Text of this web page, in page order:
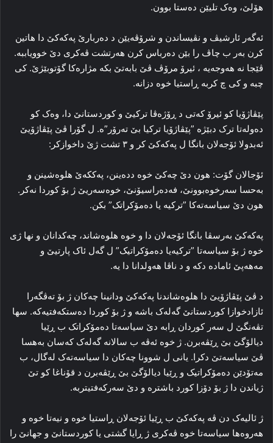
هۆلێ، وه‌ک تلیێن ده‌ستا بوون.
ئه‌گه‌ر ئارشیڤ و نڤیساندن و شرۆڤه‌یێن د ده‌ربارێ پەکەکێ دا هاتین
کرن به‌ر ب چاڤ را بێن ده‌رباس کرن هه‌رتشت ڤه‌کری دێ خوویاببه‌.
ڤێجا نه‌ هه‌وجه‌یه‌ ، ئیرۆ مرۆڤ ڤێ بابه‌تێ بکه‌ مژاره‌کا گۆتوبێژێ. کی
چبه‌ و کی چ کربه‌ ڕاستیا خوه‌ دزانه‌.
پێڤاژۆیا کو ئیرۆ که‌تی د ڕۆژه‌ڤا ترکیێ و کوردستانێ دا، وه‌ک کو
ده‌وله‌تا ترک دبێژه‌ ”پێڤاژۆیا ترکیا بێ ته‌رۆر”ە. ل گۆرا ڤێ پێڤاژۆیێ
ئەبدولا ئۆجەلان بانگا ل پەکەکێ کر و ۳ تشت ژێ داخوازکر:
ئۆجالان گۆت: هون دێ چەکێ خوە ددەینن، پەککەێ هلوەشینن و
به‌حسا سه‌رخوه‌بوونێ، فه‌ده‌راسیۆنێ، خوه‌سه‌ریێ ژ بۆ کوردا نه‌کر.
هون دێ سیاسه‌ته‌کا ”ترکیه‌ یا ده‌مۆکراتک” بکن.
پەکەکێ به‌رسڤا بانگا ئۆجەلان دا و خوه‌ هلوەشاند، چەکدانان و نها ژی
خوه‌ ژ بۆ سیاسه‌تا ”ترکیه‌یا ده‌مۆکراتیک” ل گه‌ل ئاک پارتیێ و
مەهەپێ ئاماده‌ دکه‌ و د ناڤا هه‌ولدانا دا یه‌.
د ڤێ پێڤاژۆیێ دا هلوەشاندنا پەکەکێ ودانینا چەکان ژ بۆ ته‌ڤگه‌را
ئازادخوازا کوردستانێ گه‌له‌ک باشه‌ و ژ بۆ کوردا ده‌ستکه‌فتیه‌که‌. سها
تڤەنگێ ل سه‌ر کوردان ڕابه‌ دێ سیاسه‌تا ده‌مۆکراتک ب ڕێیا
دیالۆگێ بێ ڕێڤه‌برن. ژ خوه‌ ئه‌ڤه‌ ب سالانه‌ گه‌له‌ک که‌سان به‌هسا
ڤێ سیاسه‌تێ دکرا. یانی ل شوونا چه‌کان دا سیاسه‌ته‌ک له‌گال، ب
مه‌تۆدێن ده‌مۆکراتیک و ڕێیا دیالۆگێ بێ ڕێڤه‌برن د قۆناغا کو تێ
ژیاندن دا ژ بۆ دۆزا کورد باشتره‌ و دێ سه‌رکه‌فتیتربه‌.
ژ ئالیه‌ک دن ڤه‌ پەکەکێ ب ڕێیا ئۆجەلان ڕاستیا خوه‌ و نیه‌تا خوه‌ و
هه‌روه‌ها سیاسه‌تا خوه‌ ڤه‌کری ژ ڕایا گشتی یا کوردستانێ و جهانێ را